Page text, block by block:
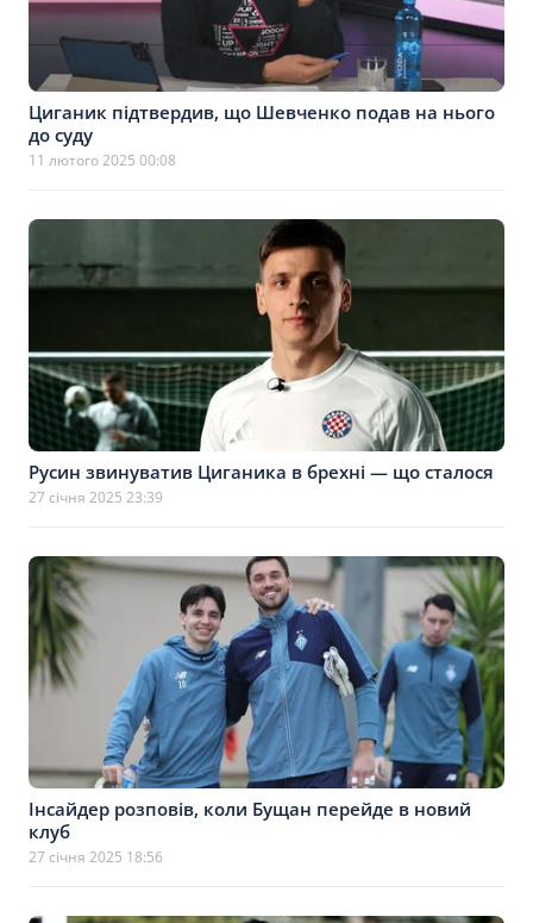
Циганик підтвердив, що Шевченко подав на нього
до суду
11 лютого 2025 00:08
Русин звинуватив Циганика в брехні — що сталося
27 січня 2025 23:39
Інсайдер розповів, коли Бущан перейде в новий
клуб
27 січня 2025 18:56